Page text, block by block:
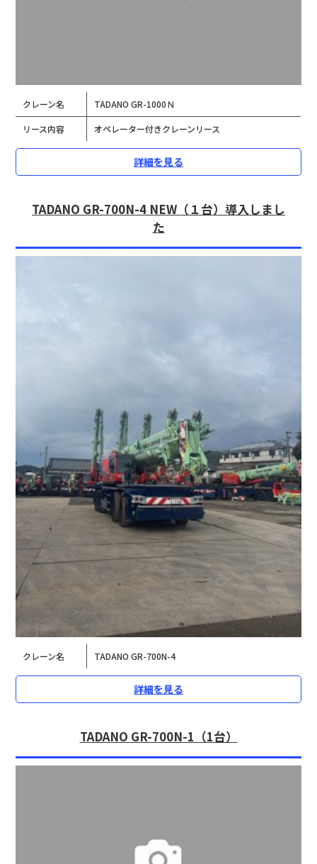
クレーン名 TADANO GR-1000Ｎ
リース内容 オペレーター付きクレーンリース
詳細を見る
TADANO GR-700N-4 NEW（１台）導入しまし
た
クレーン名 TADANO GR-700N-4
詳細を見る
TADANO GR-700N-1（1台）